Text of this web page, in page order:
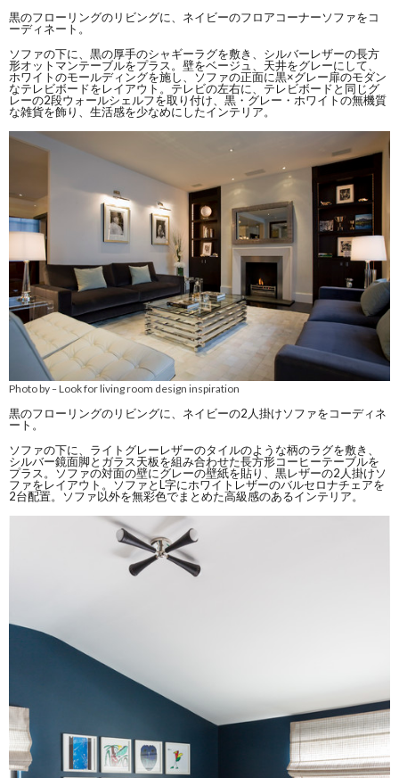
黒のフローリングのリビングに、ネイビーのフロアコーナーソファをコ
ーディネート。
ソファの下に、黒の厚手のシャギーラグを敷き、シルバーレザーの長方
形オットマンテーブルをプラス。壁をベージュ、天井をグレーにして、
ホワイトのモールディングを施し、ソファの正面に黒×グレー扉のモダン
なテレビボードをレイアウト。テレビの左右に、テレビボードと同じグ
レーの2段ウォールシェルフを取り付け、黒・グレー・ホワイトの無機質
な雑貨を飾り、生活感を少なめにしたインテリア。
Photo by–Look for living room design inspiration
黒のフローリングのリビングに、ネイビーの2人掛けソファをコーディネ
ート。
ソファの下に、ライトグレーレザーのタイルのような柄のラグを敷き、
シルバー鏡面脚とガラス天板を組み合わせた長方形コーヒーテーブルを
プラス。ソファの対面の壁にグレーの壁紙を貼り、黒レザーの2人掛けソ
ファをレイアウト。ソファとL字にホワイトレザーのバルセロナチェアを
2台配置。ソファ以外を無彩色でまとめた高級感のあるインテリア。